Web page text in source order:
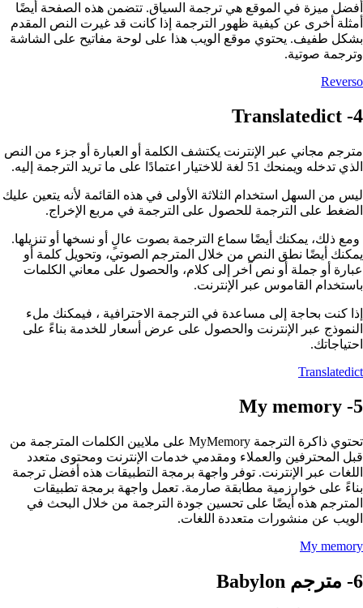
أفضل ميزة في الموقع هي ترجمة السياق. تتضمن هذه الصفحة أيضًا
أمثلة أخرى عن كيفية ظهور الترجمة إذا كانت قد غيرت النص المقدم
بشكل طفيف. يحتوي موقع الويب هذا على لوحة مفاتيح على الشاشة
وترجمة صوتية.
Reverso
مترجم مجاني عبر الإنترنت يكتشف الكلمة أو العبارة أو جزء من النص
الذي تدخله ويمنحك 51 لغة للاختيار اعتمادًا على ما تريد الترجمة إليه.
ليس من السهل استخدام الثلاثة الأولى في هذه القائمة لأنه يتعين عليك
الضغط على الترجمة للحصول على الترجمة في مربع الإخراج.
ومع ذلك، يمكنك أيضًا سماع الترجمة بصوت عالٍ أو نسخها أو تنزيلها.
يمكنك أيضًا نطق النص من خلال المترجم الصوتي، وتحويل كلمة أو
عبارة أو جملة أو نص آخر إلى كلام، والحصول على معاني الكلمات
باستخدام القاموس عبر الإنترنت.
إذا كنت بحاجة إلى مساعدة في الترجمة الاحترافية ، فيمكنك ملء
النموذج عبر الإنترنت والحصول على عرض أسعار للخدمة بناءً على
احتياجاتك.
Translatedict
تحتوي ذاكرة الترجمة MyMemory على ملايين الكلمات المترجمة من
قبل المحترفين والعملاء ومقدمي خدمات الإنترنت ومحتوى متعدد
اللغات عبر الإنترنت. توفر واجهة برمجة التطبيقات هذه أفضل ترجمة
بناءً على خوارزمية مطابقة صارمة. تعمل واجهة برمجة تطبيقات
المترجم هذه أيضًا على تحسين جودة الترجمة من خلال البحث في
الويب عن منشورات متعددة اللغات.
My memory
6‏-‏‎ ‎مترجم Babylon